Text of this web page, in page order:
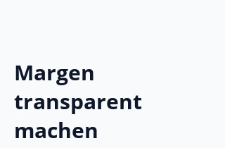
Margen
transparent
machen